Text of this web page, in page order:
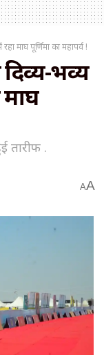
माघ पूर्णिमा का महापर्व !
भव्य
माघ
तारीफ .
AA